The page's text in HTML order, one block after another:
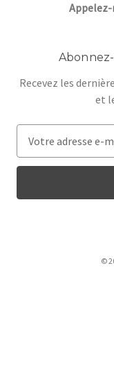
Appelez-
Recevez les
et
r
s
©